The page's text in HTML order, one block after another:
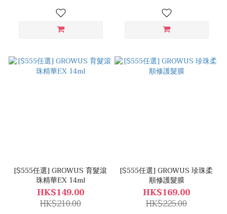
[$555任選] GROWUS 育髮滾
珠精華EX 14ml
HK$149.00
HK$210.00
[$555任選] GROWUS 珍珠柔
順修護髮膜
HK$169.00
HK$225.00